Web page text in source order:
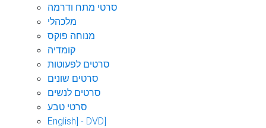
סרטי מתח ודרמה
מלכהלי
מנוחה פוקס
קומדיה
סרטים לפעוטות
סרטים שונים
סרטים לנשים
סרטי טבע
English] - DVD]